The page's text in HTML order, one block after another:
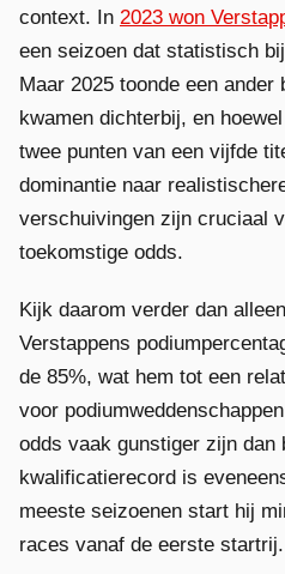
context. In 2023 won
een seizoen dat statistisch
Maar 2025 toonde een
kwamen dichterbij, en
twee punten van een vijfde
dominantie naar
verschuivingen zijn cruciaal
toekomstige odds.
Kijk daarom verder dan
Verstappens
de 85%, wat hem tot een
voor
odds vaak gunstiger zijn dan
kwalificatierecord is
meeste seizoenen start hij
races vanaf de eerste startrij.